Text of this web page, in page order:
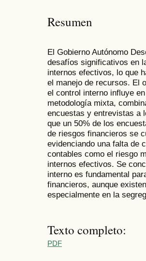
Resumen
El Gobierno Autónomo
desafíos significativos en
internos efectivos, lo que
el manejo de recursos. El
el control interno influye
metodología mixta,
encuestas y entrevistas a
que un 50% de los
de riesgos financieros se
evidenciando una falta de
contables como el riesgo
internos efectivos. Se
interno es fundamental
financieros, aunque
especialmente en la
Texto completo:
PDF